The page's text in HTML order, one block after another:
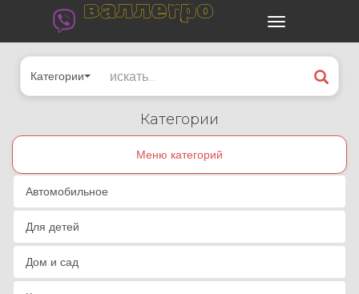
валлегро
Категории
Категории
Меню категорий
Автомобильное
Для детей
Дом и сад